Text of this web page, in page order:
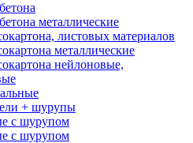
металлические
листовых материалов
металлические
нейлоновые,
+ шурупы
с шурупом
с шурупом